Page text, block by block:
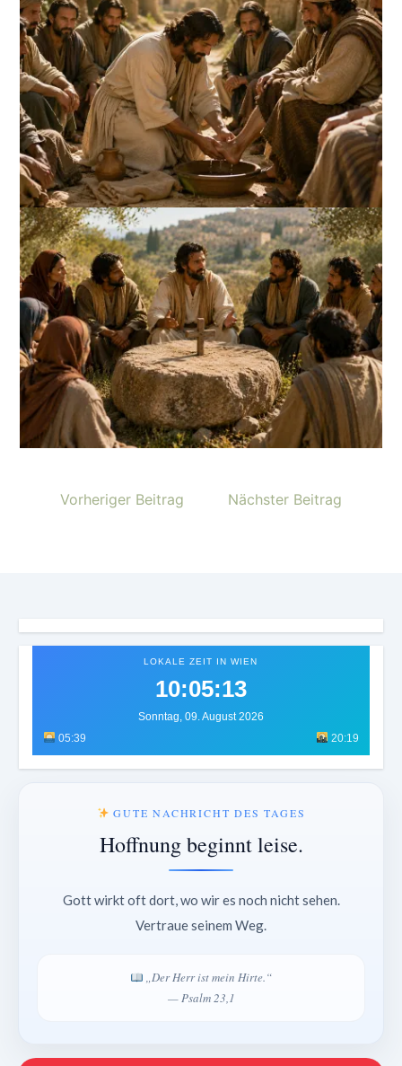
Vorheriger Beitrag Nächster Beitrag
LOKALE ZEIT IN WIEN
10:05:17
Sonntag, 09. August 2026
05:39
20:19
GUTE NACHRICHT DES TAGES
Hoffnung beginnt leise.
Gott wirkt oft dort, wo wir es noch nicht sehen.
Vertraue seinem Weg.
„Der Herr ist mein Hirte.“
— Psalm 23,1